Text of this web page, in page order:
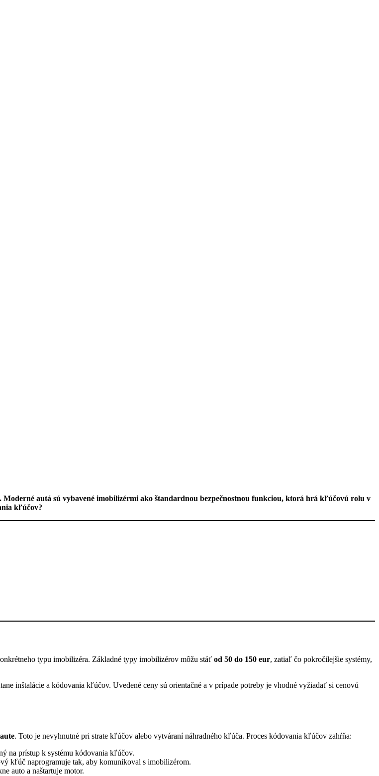
autá sú vybavené imobilizérmi ako štandardnou bezpečnostnou funkciou, ktorá hrá kľúčovú rolu v
kľúčov?
typu imobilizéra. Základné typy imobilizérov môžu stáť od 50 do 150 eur, zatiaľ čo pokročilejšie systémy,
inštalácie a kódovania kľúčov. Uvedené ceny sú orientačné a v prípade potreby je vhodné vyžiadať si cenovú
. Toto je nevyhnutné pri strate kľúčov alebo vytváraní náhradného kľúča. Proces kódovania kľúčov zahŕňa:
na prístup k systému kódovania kľúčov.
kľúč naprogramuje tak, aby komunikoval s imobilizérom.
auto a naštartuje motor.